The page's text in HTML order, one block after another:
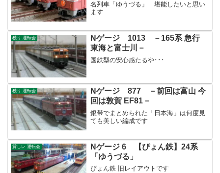
名列車「ゆうづる」 堪能したいと思い
ます
独り 運転会
Nゲージ 1013 －165系 急行
東海と富士川－
国鉄型の安心感たるや･･･
独り 運転会
Nゲージ 877 －前回は富山 今
回は敦賀 EF81－
銀帯でまとめられた「日本海」は何度見
ても美しい編成です
貸しレ 運転会
Nゲージ 6 【ぴょん鉄】24系
「ゆうづる」
ぴょん鉄 旧レイアウトです